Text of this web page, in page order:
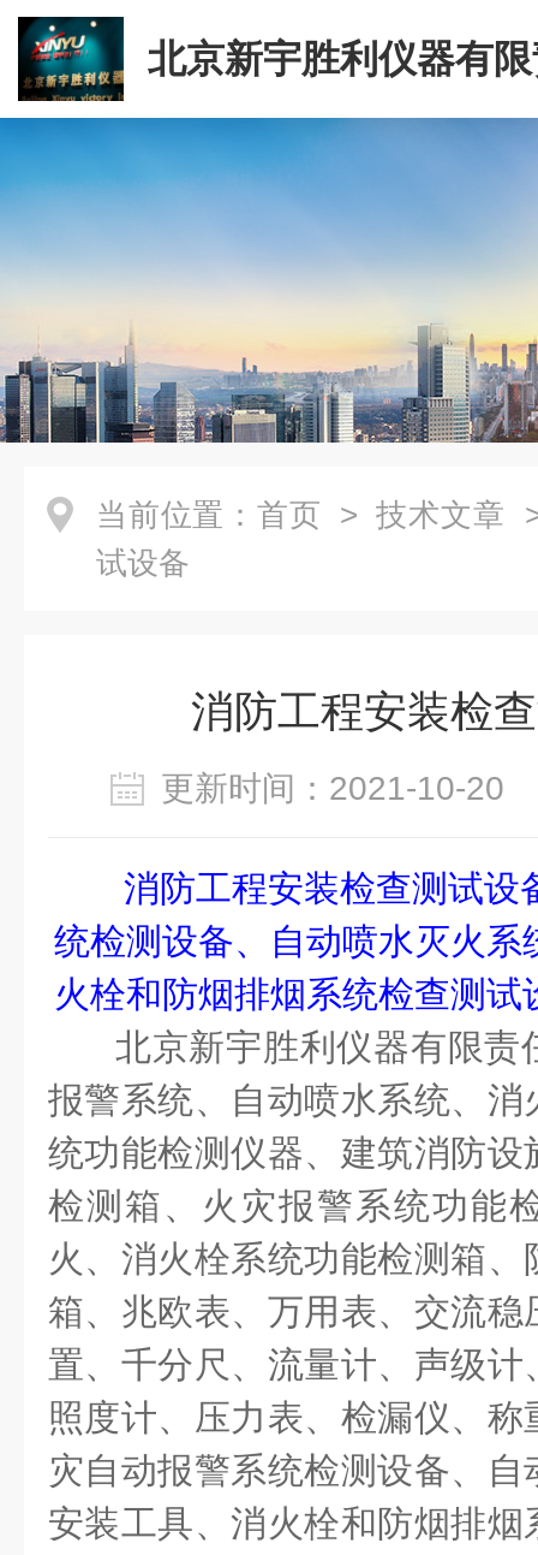
北京新宇胜利仪器有
司
当前位置： 首页 > 技术文章
试设备
消防工程安装检
更新时间：2021-10-
消防工程安装检查测试设
统检测设备、自动喷水灭火系
火栓和防烟排烟系统检查测
北京新宇胜利仪器有限责
报警系统、自动喷水系统、
统功能检测仪器、建筑消防
检测箱、火灾报警系统功能
火、消火栓系统功能检测箱
箱、兆欧表、万用表、交流
置、千分尺、流量计、声级
照度计、压力表、检漏仪、
灾自动报警系统检测设备、
安装工具、消火栓和防烟排